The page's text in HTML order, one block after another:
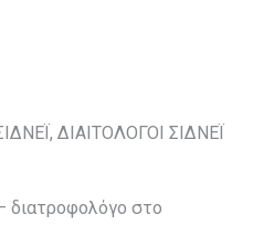
ΔΙΑΙΤΟΛΟΓΟΙ ΣΙΔΝΕΪ
διατροφολόγο στο